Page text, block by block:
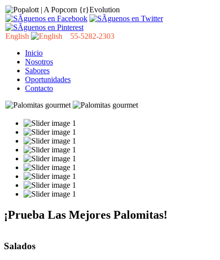
English
55-5282-2303
Inicio
Nosotros
Sabores
Oportunidades
Contacto
¡Prueba Las Mejores Palomitas!
Salados